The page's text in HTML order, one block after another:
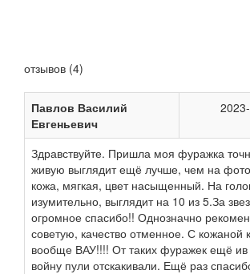
отзывов (4)
Павлов Василий
Евгеньевич
Здравствуйте. Пришла моя фуражка
живую выглядит ещё лучше, чем на
кожа, мягкая, цвет насыщенный. На
изумительно, выглядит на 10 из 5.За
огромное спасибо!! Однозначно
советую, качество отменное. С кожаной
вообще ВАУ!!!! От таких фуражек ещё ив
войну пули отскакивали. Ещё раз